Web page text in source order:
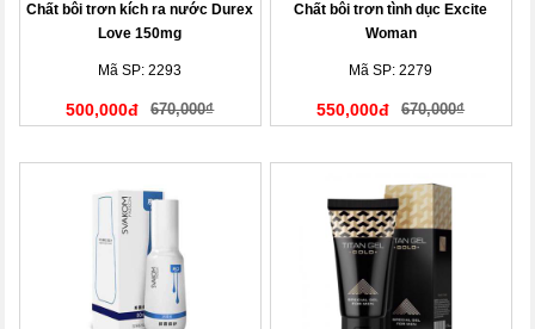
Chất bôi trơn kích ra nước Durex
Love 150mg
Mã SP: 2293
500,000đ 670,000₫
Chất bôi trơn tình dục Excite
Woman
Mã SP: 2279
550,000đ 670,000₫